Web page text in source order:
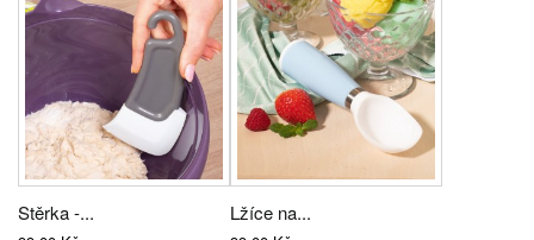
Stěrka -... Lžíce na...